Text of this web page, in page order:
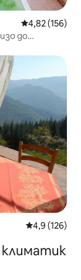
Средна
4,82 (156)
до
Средна
4,9 (126)